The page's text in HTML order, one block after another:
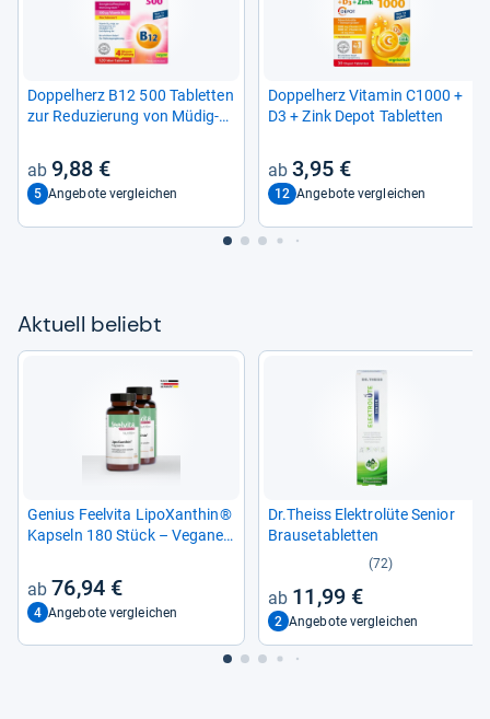
Dop­pel­herz B12 500 Tablet­ten
zur Redu­zie­rung von Müdig­
TABL9,88 €
5 Angebote vergleichen
Dop­pel­herz Vit­amin C1000 +
D3 + Zink Depot Tablet­ten
3,95 €
12 Angebote vergleichen
Aktu­ell beliebt
Genius Feel­vita LipoX­an­thin®
Kap­seln 180 Stück – Vegane
76,94 €
4 Angebote vergleichen
Dr.Theiss Elek­trolüte Senior
Brau­se­ta­blet­ten
(72)
11,99 €
2 Angebote vergleichen